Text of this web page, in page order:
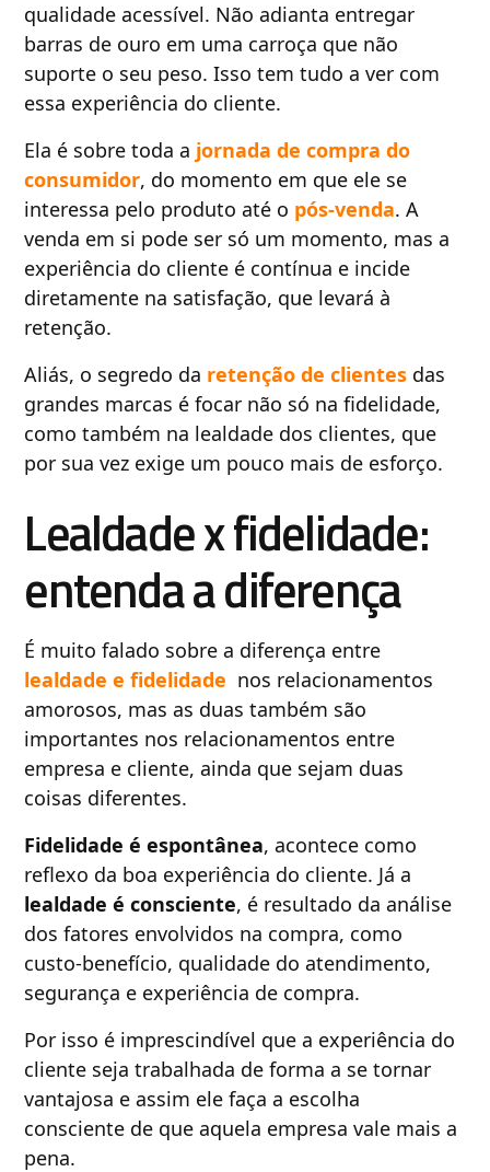
qualidade acessível. Não adianta entregar
barras de ouro em uma carroça que não
suporte o seu peso. Isso tem tudo a ver com
essa experiência do cliente.
Ela é sobre toda a jornada de compra do
consumidor, do momento em que ele se
interessa pelo produto até o pós-venda. A
venda em si pode ser só um momento, mas a
experiência do cliente é contínua e incide
diretamente na satisfação, que levará à
retenção.
Aliás, o segredo da retenção de clientes das
grandes marcas é focar não só na fidelidade,
como também na lealdade dos clientes, que
por sua vez exige um pouco mais de esforço.
Lealdade x fidelidade:
entenda a diferença
É muito falado sobre a diferença entre
lealdade e fidelidade nos relacionamentos
amorosos, mas as duas também são
importantes nos relacionamentos entre
empresa e cliente, ainda que sejam duas
coisas diferentes.
Fidelidade é espontânea, acontece como
reflexo da boa experiência do cliente. Já a
lealdade é consciente, é resultado da análise
dos fatores envolvidos na compra, como
custo-benefício, qualidade do atendimento,
segurança e experiência de compra.
Por isso é imprescindível que a experiência do
cliente seja trabalhada de forma a se tornar
vantajosa e assim ele faça a escolha
consciente de que aquela empresa vale mais a
pena.